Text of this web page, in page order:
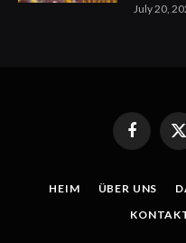
July 20,
FacebookX
HEIM ÜBER UNS